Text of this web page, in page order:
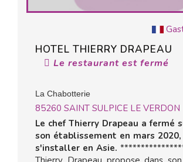
HOTEL THIERRY DRAPEAU
Le restaurant est fermé
La Chabotterie
85260 SAINT SULPICE LE VERDON
​Le chef Thierry Drapeau a fermé
son établissement en mars
s'installer en Asie.